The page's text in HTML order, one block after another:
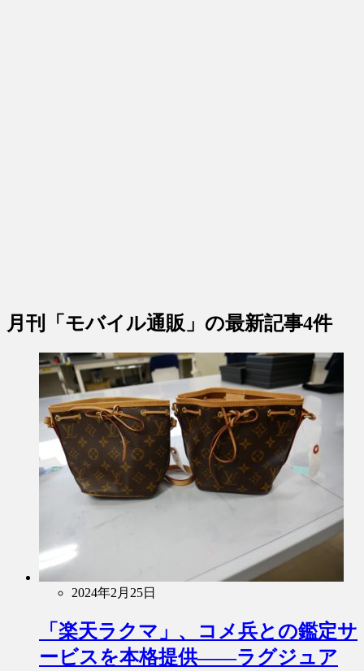
月刊「モバイル通販」 の最新記事4件
2024年2月25日
「楽天ラクマ」、コメ兵との鑑定サ
ービスを本格提供――ラグジュア